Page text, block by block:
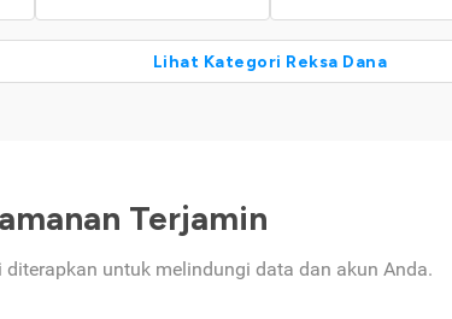
Lihat Kategori Reksa Dana
Terjamin
untuk melindungi data dan akun Anda.